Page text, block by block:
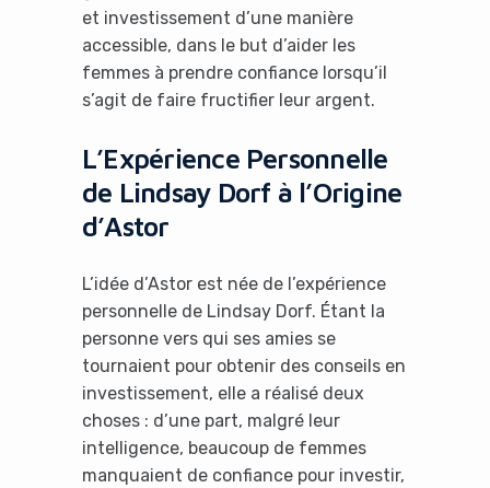
et investissement d’une manière
accessible, dans le but d’aider les
femmes à prendre confiance lorsqu’il
s’agit de faire fructifier leur argent.
L’Expérience Personnelle
de Lindsay Dorf à l’Origine
d’Astor
L’idée d’Astor est née de l’expérience
personnelle de Lindsay Dorf. Étant la
personne vers qui ses amies se
tournaient pour obtenir des conseils en
investissement, elle a réalisé deux
choses : d’une part, malgré leur
intelligence, beaucoup de femmes
manquaient de confiance pour investir,